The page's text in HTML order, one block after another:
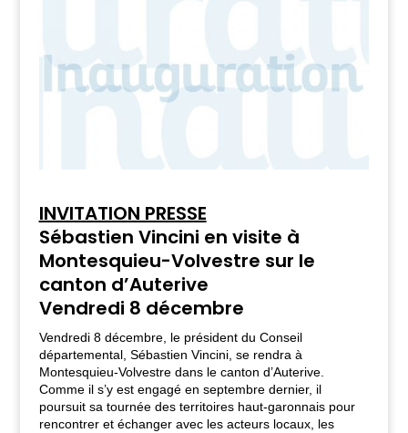
INVITATION PRESSE
Sébastien Vincini en visite à
Montesquieu-Volvestre sur le
canton d’Auterive
Vendredi 8 décembre
Vendredi 8 décembre, le président du Conseil
départemental, Sébastien Vincini, se rendra à
Montesquieu-Volvestre dans le canton d’Auterive.
Comme il s’y est engagé en septembre dernier, il
poursuit sa tournée des territoires haut-garonnais pour
rencontrer et échanger avec les acteurs locaux, les